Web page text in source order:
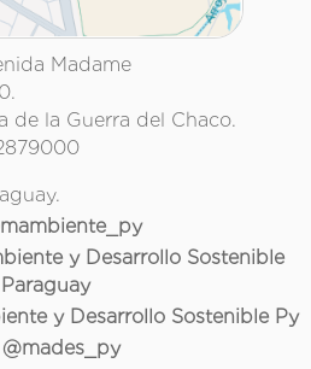
Madame
de la Guerra del Chaco.
y Desarrollo Sostenible
Paraguay
y Desarrollo Sostenible Py